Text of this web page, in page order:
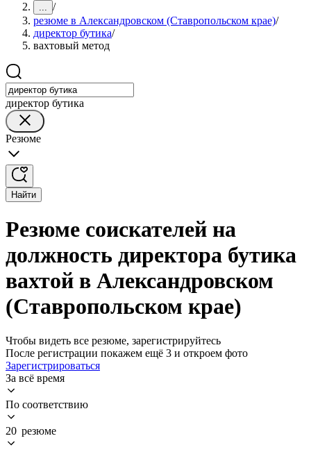
... /
резюме в Александровском (Ставропольском крае)/
директор бутика/
вахтовый метод
директор бутика
Резюме
Найти
Резюме соискателей на
должность директора бутика
вахтой в Александровском
(Ставропольском крае)
Чтобы видеть все резюме, зарегистрируйтесь
После регистрации покажем ещё 3 и откроем фото
Зарегистрироваться
За всё время
По соответствию
20 резюме